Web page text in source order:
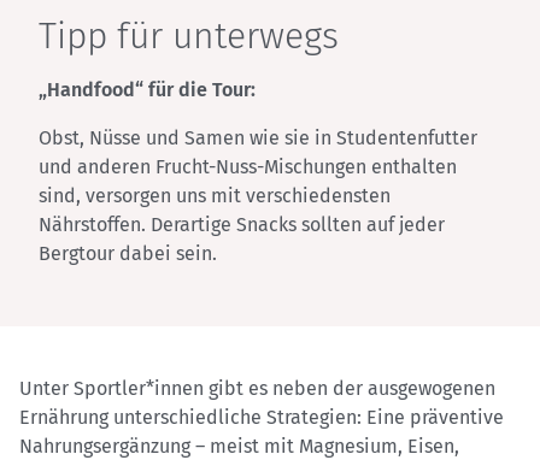
Tipp für unterwegs
„Handfood“ für die Tour:
Obst, Nüsse und Samen wie sie in Studentenfutter
und anderen Frucht-Nuss-Mischungen enthalten
sind, versorgen uns mit verschiedensten
Nährstoffen. Derartige Snacks sollten auf jeder
Bergtour dabei sein.
Unter Sportler*innen gibt es neben der ausgewogenen
Ernährung unterschiedliche Strategien: Eine präventive
Nahrungsergänzung – meist mit Magnesium, Eisen,